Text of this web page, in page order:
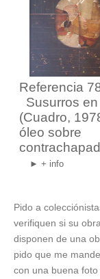
Referencia
Susurros
(Cuadro,
óleo sobre
► + info
Pido a
verifiquen si su
disponen de una
pido que me
con una buena